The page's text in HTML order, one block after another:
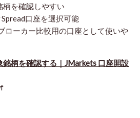
柄を確認しやすい
口座を選択可能
ローカー比較用の口座として使いや
柄を確認する｜JMarkets 口座開設